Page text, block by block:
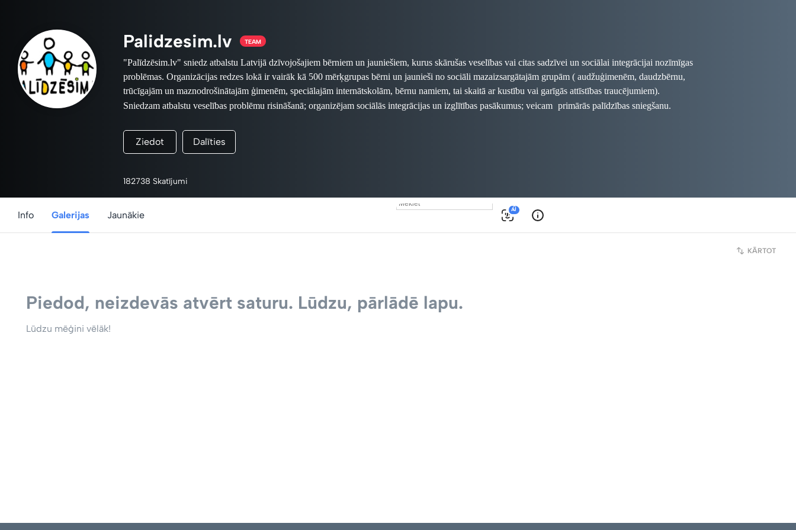
Palidzesim.lv TEAM
"Palīdzēsim.lv" sniedz atbalstu Latvijā dzīvojošajiem bērniem un jauniešiem, kurus skārušas veselības vai citas sadzīvei un sociālai integrācijai nozīmīgas
problēmas. Organizācijas redzes lokā ir vairāk kā 500 mērķgrupas bērni un jaunieši no sociāli mazaizsargātajām grupām ( audžuģimenēm, daudzbērnu,
trūcīgajām un maznodrošinātajām ģimenēm, speciālajām internātskolām, bērnu namiem, tai skaitā ar kustību vai garīgās attīstības traucējumiem).
Sniedzam atbalstu veselības problēmu risināšanā; organizējam sociālās integrācijas un izglītības pasākumus; veicam primārās palīdzības sniegšanu.
fotogrāfu ziedojumus - fotogrāfijas digitālā formātā.
Par iegādāto suvenīru saņemšanu lūgums sazināties: laura.steina@palidzesim.lv
Foto projektā piedalās fotomākslinieki
Terentjevs, Jānis Mednis, Valters Poļakovs, Sveta Čertkova, Egons Ansbergs, Ēriks Meinarts, Foto ziņu aģentūras F64 fotogrāfi: Anita
Vaivode, Kaspars Krafts, Lauris Vīksne, Gints Ivuškāns, Mārtiņš Zilgalvis, Aivars Ķesteris, Dmitrijs Suļžics, Ilze Zvēra
Ziedot Dalīties
182738 Skatījumi
Info Galerijas Jaunākie
KĀRTOT
0
AI
Piedod, neizdevās atvērt saturu. Lūdzu, pārlādē lapu.
Lūdzu mēģini vēlāk!